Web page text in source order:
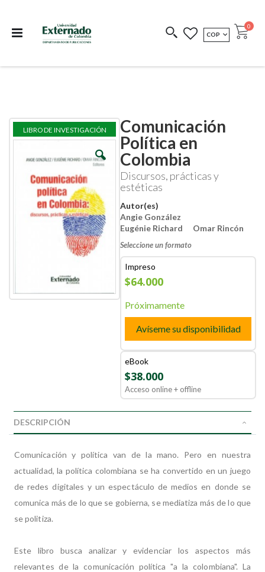
COEDICIONES REDIMIR CÓDIGO
MONEDA
COP Cart
0
Comunicación
Política en
Colombia
Discursos, prácticas y
estéticas
Autor(es)
Angie González
Eugénie Richard
Omar Rincón
Seleccione un formato
Impreso
$64.000
Próximamente
Avíseme su disponibilidad
eBook
$38.000
Acceso online + offline
Skip
images
Skip
images
LIBRO DE INVESTIGACIÓN
DESCRIPCIÓN
Comunicación y política van de la mano. Pero en nuestra
actualidad, la política colombiana se ha convertido en un juego
de redes digitales y un espectáculo de medios en donde se
comunica más de lo que se gobierna, se mediatiza más de lo que
se politiza.
Este libro busca analizar y evidenciar los aspectos más
relevantes de la comunicación política "a la colombiana". La